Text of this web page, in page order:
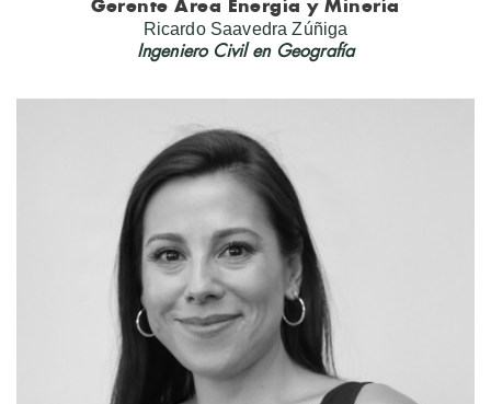
Gerente Área Energía y Minería
Ricardo Saavedra Zúñiga
Ingeniero Civil en Geografía